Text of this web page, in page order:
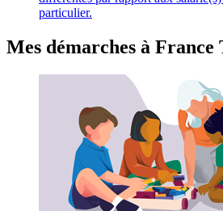
particulier.
Mes démarches à France